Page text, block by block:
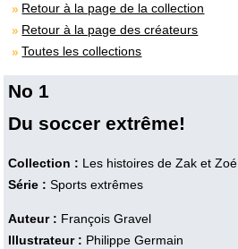
Retour à la page de la collection
Retour à la page des créateurs
Toutes les collections
No 1
Du soccer extrême!
Collection : Les histoires de Zak et Zoé
Série : Sports extrêmes
Auteur : François Gravel
Illustrateur : Philippe Germain